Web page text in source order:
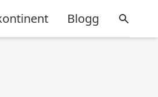
Blogg